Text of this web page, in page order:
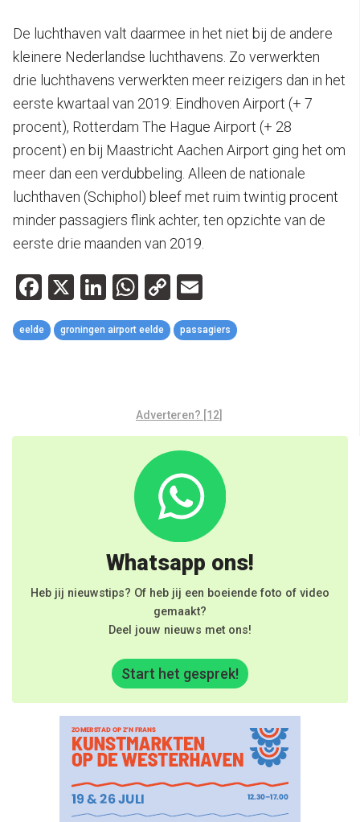
De luchthaven valt daarmee in het niet bij de andere
kleinere Nederlandse luchthavens. Zo verwerkten
drie luchthavens verwerkten meer reizigers dan in het
eerste kwartaal van 2019: Eindhoven Airport (+ 7
procent), Rotterdam The Hague Airport (+ 28
procent) en bij Maastricht Aachen Airport ging het om
meer dan een verdubbeling. Alleen de nationale
luchthaven (Schiphol) bleef met ruim twintig procent
minder passagiers flink achter, ten opzichte van de
eerste drie maanden van 2019.
Facebook
X LinkedIn
WhatsApp
Copy
Link
eelde groningen airport eelde passagiers
Adverteren? [12]
Whatsapp ons!
Heb jij nieuwstips? Of heb jij een boeiende foto of video
gemaakt?
Deel jouw nieuws met ons!
Start het gesprek!